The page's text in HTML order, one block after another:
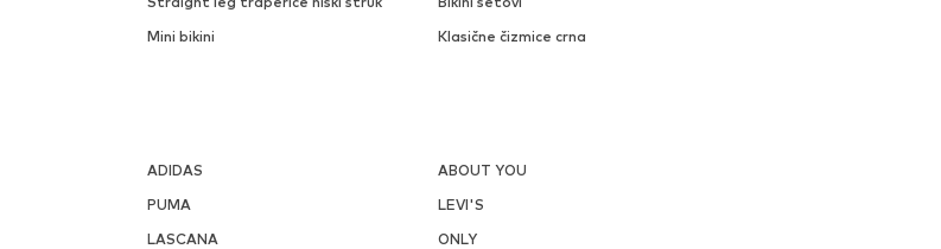
Mini bikini
Klasične čizmice crna
ADIDAS
ABOUT YOU
PUMA
LEVI'S
LASCANA
ONLY